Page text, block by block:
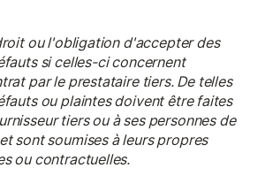
ou l'obligation d'accepter des
si celles-ci concernent
par le prestataire tiers. De telles
ou plaintes doivent être faites
tiers ou à ses personnes de
sont soumises à leurs propres
ou contractuelles.